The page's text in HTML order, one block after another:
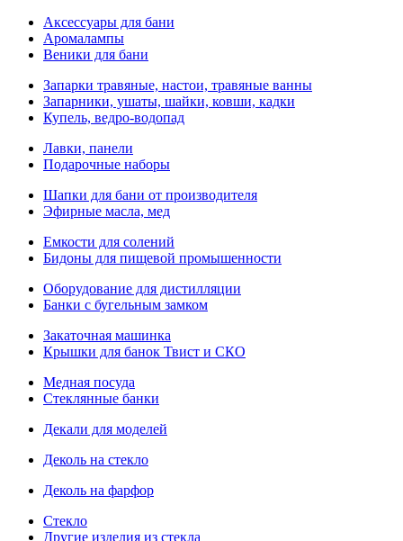
Аксессуары для бани
Аромалампы
Веники для бани
Запарки травяные, настои, травяные ванны
Запарники, ушаты, шайки, ковши, кадки
Купель, ведро-водопад
Лавки, панели
Подарочные наборы
Шапки для бани от производителя
Эфирные масла, мед
Емкости для солений
Бидоны для пищевой промышенности
Оборудование для дистилляции
Банки с бугельным замком
Закаточная машинка
Крышки для банок Твист и СКО
Медная посуда
Стеклянные банки
Декали для моделей
Деколь на стекло
Деколь на фарфор
Стекло
Другие изделия из стекла